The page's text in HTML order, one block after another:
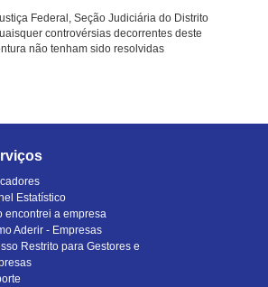
Federal, Seção Judiciária do Distrito
controvérsias decorrentes deste
não tenham sido resolvidas
Estatístico
encontrei a empresa
Aderir - Empresas
Restrito para Gestores e